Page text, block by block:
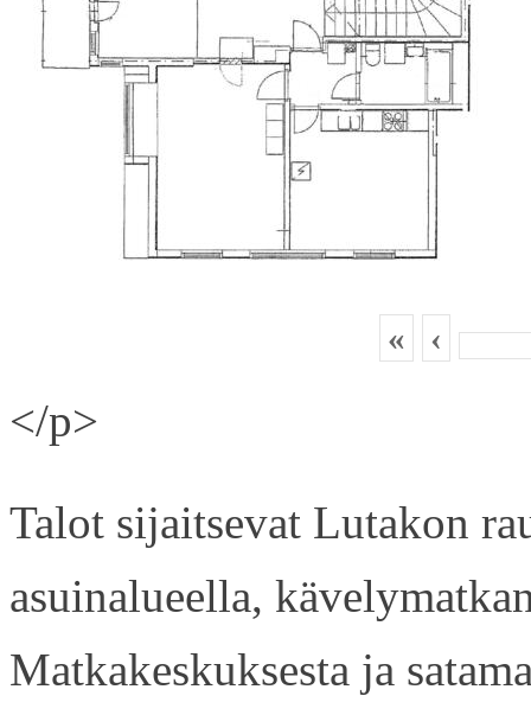
« ‹
</p>
Talot sijaitsevat Lutakon
asuinalueella,
Matkakeskuksesta ja